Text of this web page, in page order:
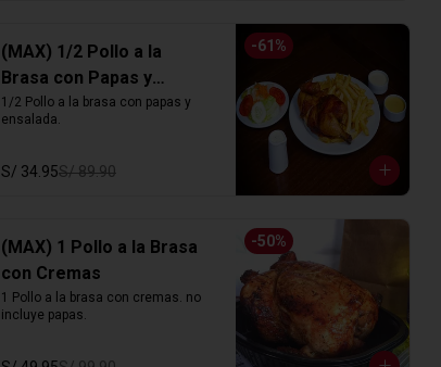
-61 %
(MAX) 1/2 Pollo a la
Brasa con Papas y
Ensalada
1/2 Pollo a la brasa con papas y
ensalada.
S/ 34.95S/ 89.90
-50%
(MAX) 1 Pollo a la Brasa
con Cremas
1 Pollo a la brasa con cremas. no
incluye papas.